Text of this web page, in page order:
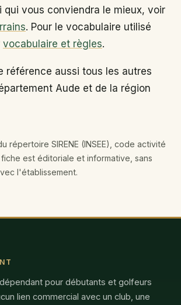
qui vous conviendra le mieux, voir
. Pour le vocabulaire utilisé
vocabulaire et règles.
référence aussi tous les autres
Aude et de la région
répertoire SIRENE (INSEE), code activité
fiche est éditoriale et informative, sans
l'établissement.
pour débutants et golfeurs
lien commercial avec un club, une